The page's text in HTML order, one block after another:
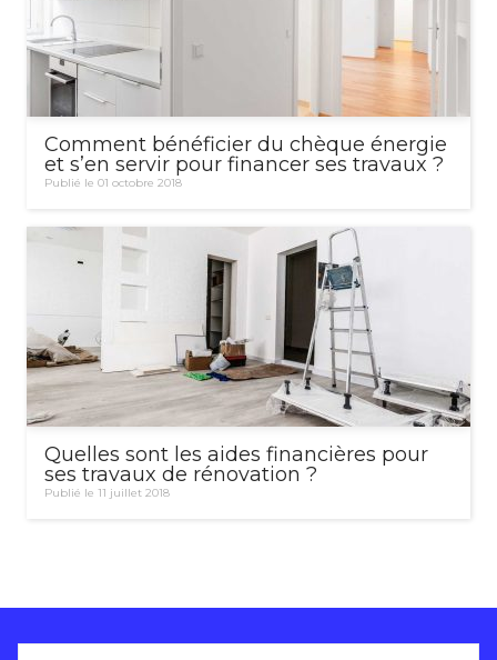
Comment bénéficier du chèque énergie
et s’en servir pour financer ses travaux ?
Publié le 01 octobre 2018
Quelles sont les aides financières pour
ses travaux de rénovation ?
Publié le 11 juillet 2018